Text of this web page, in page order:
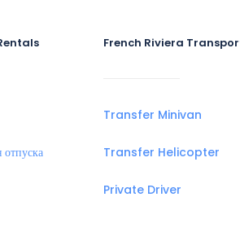
French Riviera
Transfer Minivan
Transfer Helicopter
Private Driver